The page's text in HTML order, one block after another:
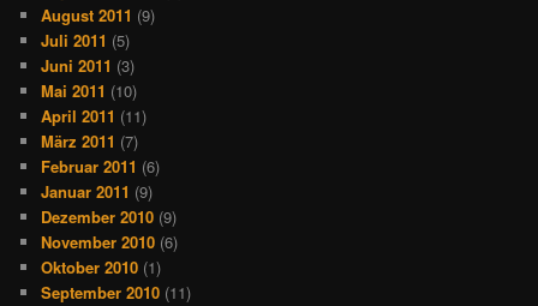
August 2011 (9)
Juli 2011 (5)
Juni 2011 (3)
Mai 2011 (10)
April 2011 (11)
März 2011 (7)
Februar 2011 (6)
Januar 2011 (9)
Dezember 2010 (9)
November 2010 (6)
Oktober 2010 (1)
September 2010 (11)